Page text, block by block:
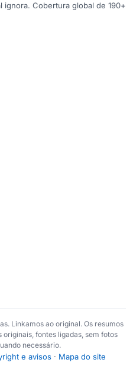
ignora. Cobertura global de 190+
Linkamos ao original. Os resumos
fontes ligadas, sem fotos
necessário.
e avisos · Mapa do site